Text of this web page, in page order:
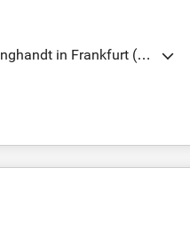
in Frankfurt (O
Gesundh
Bewerben Sie sic